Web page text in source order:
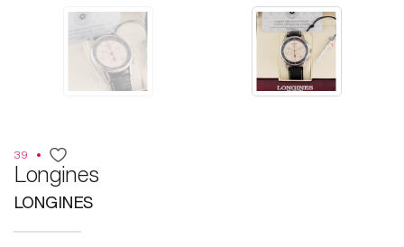
39
Longines
LONGINES